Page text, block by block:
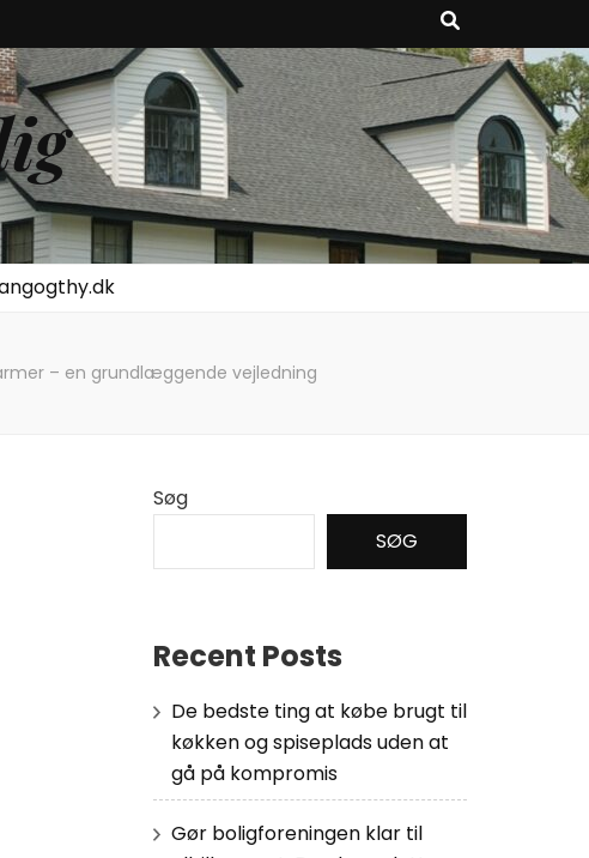
– en grundlæggende vejledning
Søg
SØG
Recent Posts
De bedste ting at købe brugt til
køkken og spiseplads uden at
gå på kompromis
Gør boligforeningen klar til